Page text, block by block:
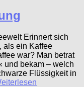
Erinnert sich
als ein Kaffee
war? Man betrat
und bekam – welch
Flüssigkeit in